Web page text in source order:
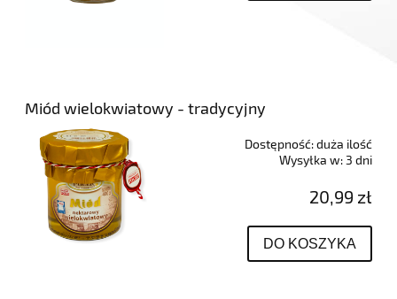
Miód wielokwiatowy - tradycyjny
Dostępność:duża ilość
Wysyłka w: 3 dni
20,99 zł
DO KOSZYKA